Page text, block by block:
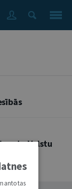
Valstu